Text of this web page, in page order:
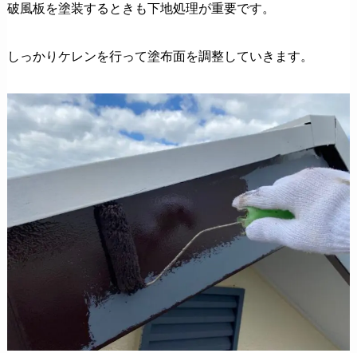
破風板を塗装するときも下地処理が重要です。
しっかりケレンを行って塗布面を調整していきます。